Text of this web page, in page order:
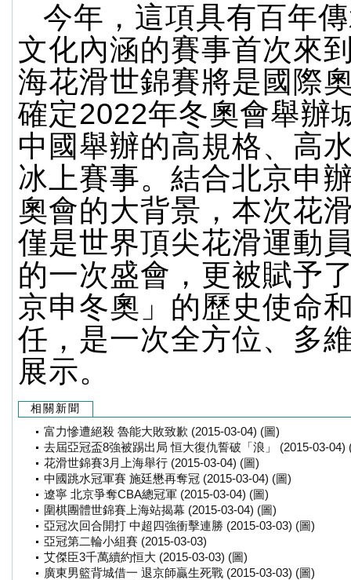
今年，這項具有百年
文化內涵的賽事首次來
海花滑世錦賽將是國際
確定2022年冬奧會舉辦
中國舉辦的高規格、高
冰上賽事。結合北京申
奧會的大背景，本次花
僅是世界頂尖花滑運動
的一次盛會，更被賦予
京申冬奧」的歷史使命
任，是一次全方位、多
展示。
相關新聞
富力慘遭絕殺 魯能大敗致歉 (2015-03-04) (圖)
去屆亞冠盃8強被踢出局 恒大復仇誓破「浪」 (2015-03-04)
花滑世錦賽3月上海舉行 (2015-03-04) (圖)
中國跳水冠軍賽 施廷懋再奪冠 (2015-03-04) (圖)
遼寧 北京爭奪CBA總冠軍 (2015-03-04) (圖)
圍棋團體世錦賽上海站揭幕 (2015-03-04) (圖)
亞冠次回合開打 中超四強衝擊連勝 (2015-03-03) (圖)
亞冠第二輪小組賽 (2015-03-03)
艾傑臣3千萬續約恒大 (2015-03-03) (圖)
廣東男籃背城借一 退京師贏生死戰 (2015-03-03) (圖)